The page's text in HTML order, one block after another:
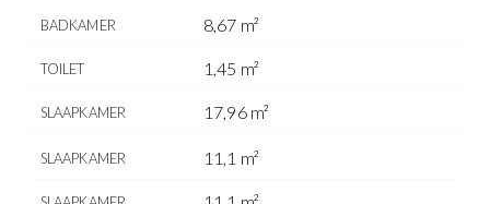
BADKAMER 8,67 m²
TOILET 1,45 m²
SLAAPKAMER 17,96 m²
SLAAPKAMER 11,1 m²